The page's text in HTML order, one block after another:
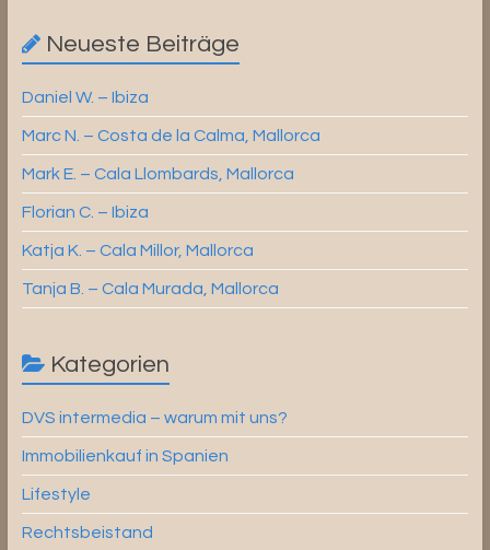
Neueste Beiträge
Daniel W. – Ibiza
Marc N. – Costa de la Calma, Mallorca
Mark E. – Cala Llombards, Mallorca
Florian C. – Ibiza
Katja K. – Cala Millor, Mallorca
Tanja B. – Cala Murada, Mallorca
Kategorien
DVS intermedia – warum mit uns?
Immobilienkauf in Spanien
Lifestyle
Rechtsbeistand